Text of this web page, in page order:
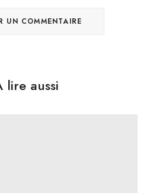
lire aussi